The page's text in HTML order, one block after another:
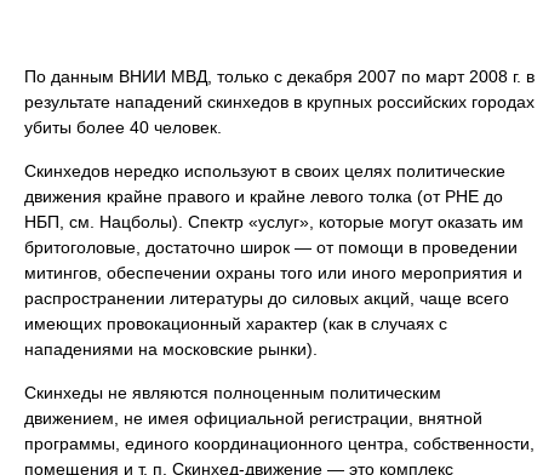
По данным ВНИИ МВД, только с декабря 2007 по март 2008 г. в
результате нападений скинхедов в крупных российских городах
убиты более 40 человек.
Скинхедов нередко используют в своих целях политические
движения крайне правого и крайне левого толка (от РНЕ до
НБП, см. Нацболы). Спектр «услуг», которые могут оказать им
бритоголовые, достаточно широк — от помощи в проведении
митингов, обеспечении охраны того или иного мероприятия и
распространении литературы до силовых акций, чаще всего
имеющих провокационный характер (как в случаях с
нападениями на московские рынки).
Скинхеды не являются полноценным политическим
движением, не имея официальной регистрации, внятной
программы, единого координационного центра, собственности,
помещения и т. п. Скинхед-движение — это комплекс